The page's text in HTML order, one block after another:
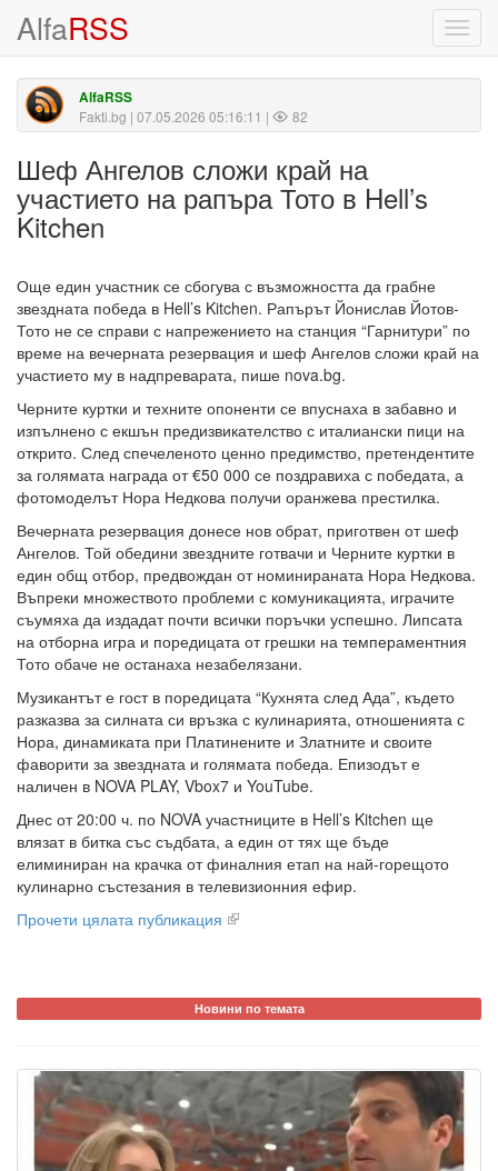
AlfaRSS
AlfaRSS
Fakti.bg | 07.05.2026 05:16:11 | 82
Шеф Ангелов сложи край на
участието на рапъра Тото в Hell’s
Kitchen
Още един участник се сбогува с възможността да грабне
звездната победа в Hell’s Kitchen. Рапърът Йонислав Йотов-
Тото не се справи с напрежението на станция “Гарнитури” по
време на вечерната резервация и шеф Ангелов сложи край на
участието му в надпреварата, пише nova.bg.
Черните куртки и техните опоненти се впуснаха в забавно и
изпълнено с екшън предизвикателство с италиански пици на
открито. След спечеленото ценно предимство, претендентите
за голямата награда от €50 000 се поздравиха с победата, а
фотомоделът Нора Недкова получи оранжева престилка.
Вечерната резервация донесе нов обрат, приготвен от шеф
Ангелов. Той обедини звездните готвачи и Черните куртки в
един общ отбор, предвождан от номинираната Нора Недкова.
Въпреки множеството проблеми с комуникацията, играчите
съумяха да издадат почти всички поръчки успешно. Липсата
на отборна игра и поредицата от грешки на темпераментния
Тото обаче не останаха незабелязани.
Музикантът е гост в поредицата “Кухнята след Ада”, където
разказва за силната си връзка с кулинарията, отношенията с
Нора, динамиката при Платинените и Златните и своите
фаворити за звездната и голямата победа. Епизодът е
наличен в NOVA PLAY, Vbox7 и YouTube.
Днес от 20:00 ч. по NOVA участниците в Hell’s Kitchen ще
влязат в битка със съдбата, а един от тях ще бъде
елиминиран на крачка от финалния етап на най-горещото
кулинарно състезания в телевизионния ефир.
Прочети цялата публикация
Новини по темата